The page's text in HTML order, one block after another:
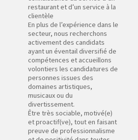
restaurant et d’un service à la
clientèle
En plus de l’expérience dans le
secteur, nous recherchons
activement des candidats
ayant un éventail diversifié de
compétences et accueillons
volontiers les candidatures de
personnes issues des
domaines artistiques,
musicaux ou du
divertissement.
Être très sociable, motivé(e)
et proactif(ve), tout en faisant
preuve de professionnalisme